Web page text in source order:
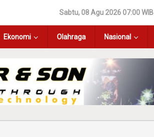
Sabtu, 08 Agu 2026 07:00 WIB
Ekonomi Olahraga Nasional